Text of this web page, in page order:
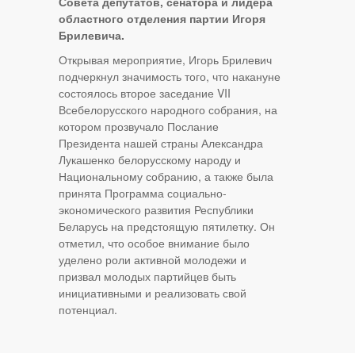
областного отделения партии Игоря
Брилевича.
Открывая мероприятие, Игорь Брилевич
подчеркнул значимость того, что накануне
состоялось второе заседание VII
Всебелорусского народного собрания, на
котором прозвучало Послание
Президента нашей страны Александра
Лукашенко белорусскому народу и
Национальному собранию, а также была
принята Программа социально-
экономического развития Республики
Беларусь на предстоящую пятилетку. Он
отметил, что особое внимание было
уделено роли активной молодежи и
призвал молодых партийцев быть
инициативными и реализовать свой
потенциал.